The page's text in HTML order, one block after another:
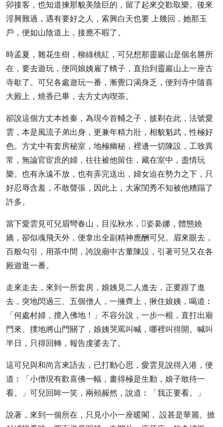
卯接客，也知道揀那貌美陰巨的，留了起來交歡取樂。後來
淫興難過，遇有要好之人，索興白天也要 上幾回，她那玉
戶，便如山陰道上，接應不暇了。
時孟夏，雜花生樹，柳綠桃紅，可兒想那靈巖山是個名勝所
在，要去遊玩，便同娘姨雇了轎子，直抬到靈巖山上一座古
寺歇了。可兒各處遊玩一番，漸覺口渴身乏，便到寺中隨喜
大殿上，燒香已畢，去方丈內喫茶。
卻說這個方丈本姓秦，為現今首輔之子，披剃在此，法號愛
雲，本是風流子弟出身，更兼年精力壯，相貌魁武，性極好
色。方丈中有套房秘室，地極幽秘，裡邊一切陳設，工致異
常，無論官宦庶的婦，往往被他留住，藏在室中，盡情玩
樂。也有永遠不放，也有弄完送出，婦女迫在勢力之下，只
好忍辱含羞，不敢聲張，因此上，大家閨秀不知被他糟蹋了
許多。
當下愛雲見可兒眉彎春山，目泓秋水，姿裊娜，體態嬈
嬌，卻似魂飛天外，便拿出全副精神應酬可兒。眉來眼去，
百般勾引，用茶中間，誇說廟中古董陳設，引著可兒又在各
殿遊逛一番。
走來走去，來到一所套房，娘姨見二人進去，正要跟了進
去，突地閃過三、五個僧人，一擁齊上，揪住娘姨，喝道︰
「何處村婦，擅入佛地！」不容分說，一步一棍，直打出廟
門來。撲地將山門關了，娘姨哭罵叫喊，哪裡叫得開。喊叫
半日，只得回轉，報告虔婆去了。
這可兒與和尚言來語去，已打動心思，愛雲見說得入港，便
道︰「小僧現有歡喜佛一幅，畫得極是生動，娘子敢待一
看。」可兒回眸一笑，兩頰赧然，說道︰「我正要看。」
說著，來到一個所在，只見小小一座暖閣， 設甚是華麗。掀